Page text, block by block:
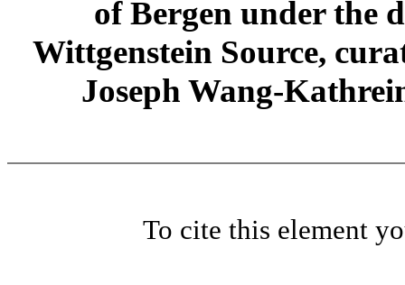
of Bergen under the
Wittgenstein Source,
Joseph Wang-
To cite this element